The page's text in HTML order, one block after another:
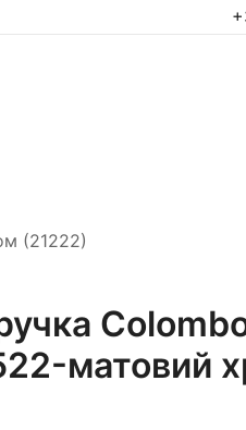
(21222)
матовий